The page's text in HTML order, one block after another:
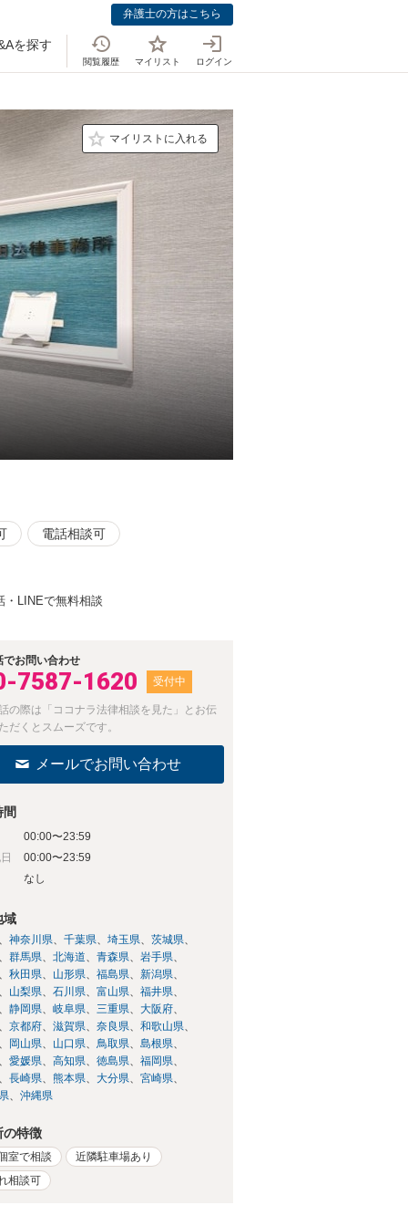
弁護士の方はこちら
を探す
閲覧履歴 マイリスト ログイン
マイリストに入れる
電話相談可
LINEで無料相談
でお問い合わせ
7587-1620 受付中
の際は「ココナラ法律相談を見た」とお伝
だくとスムーズです。
メールでお問い合わせ
00:00〜23:59
00:00〜23:59
なし
域
神奈川県 千葉県 埼玉県
茨城県
群馬県
北海道 青森県
岩手県
秋田県
山形県 福島県
新潟県
山梨県
石川県 富山県
福井県
静岡県
岐阜県 三重県
大阪府
京都府
滋賀県 奈良県
和歌山県
岡山県
山口県 鳥取県
島根県
愛媛県
高知県 徳島県
福岡県
長崎県
熊本県 大分県
宮崎県
沖縄県
の特徴
室で相談
近隣駐車場あり
相談可